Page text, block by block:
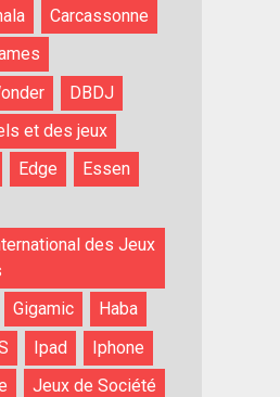
Carcassonne
DBDJ
et des jeux
Edge
Essen
des Jeux
Gigamic
Haba
Ipad
Iphone
Jeux de Société